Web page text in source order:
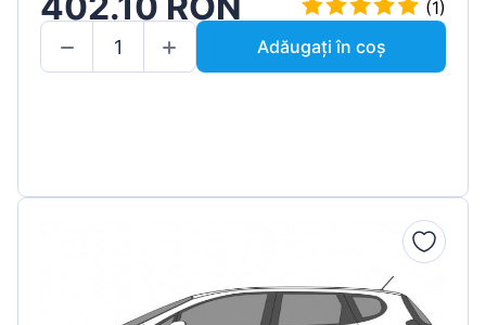
(1)
Adăugați în coș